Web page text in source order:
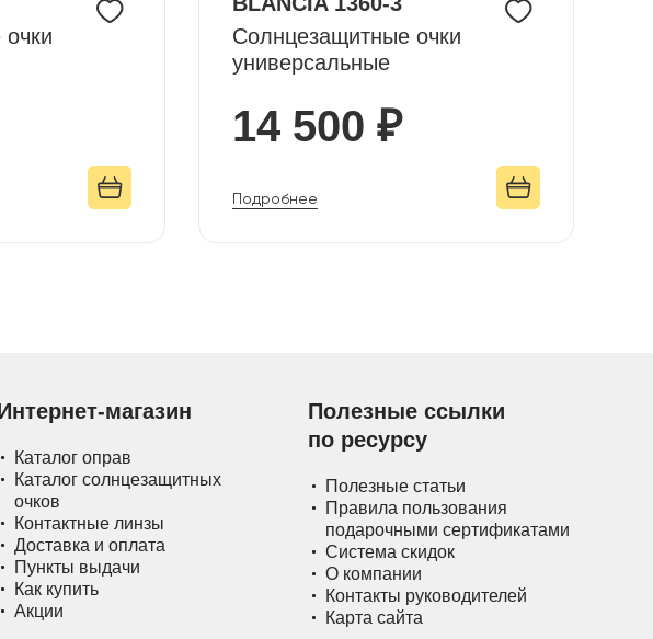
Солнцезащитные очки
универсальные
14 500 ₽
Подробнее
магазин
Каталог оправ
Каталог солнцезащитных
очков
Контактные линзы
Доставка и оплата
Пункты выдачи
Как купить
Акции
Полезные ссылки
по ресурсу
Полезные статьи
Правила пользования
подарочными сертификатами
Система скидок
О компании
Контакты руководителей
Карта сайта